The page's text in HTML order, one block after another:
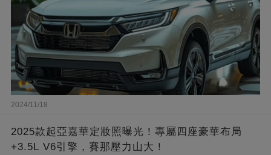
2024/11/18
2025款起亞嘉華定妝照曝光！專屬四座豪華布局
+3.5L V6引擎，賽那壓力山大！